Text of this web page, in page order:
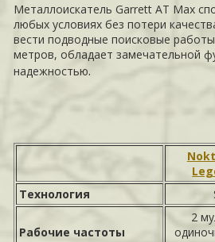
Металлоискатель Garrett AT Max
любых условиях без потери
вести подводные поисковые
метров, обладает замечательной
надежностью.
Технология
Рабочие частоты
2